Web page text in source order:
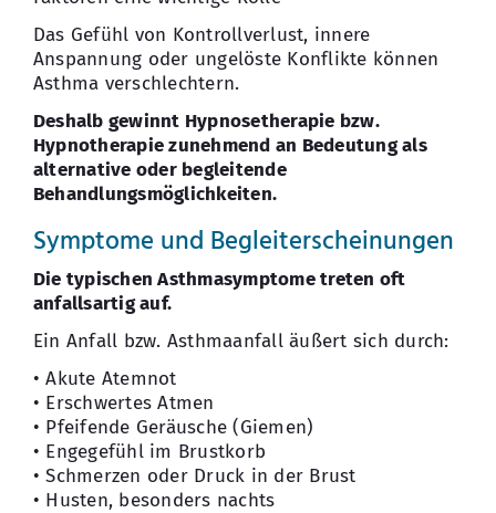
Das Gefühl von Kontrollverlust, innere
Anspannung oder ungelöste Konflikte können
Asthma verschlechtern.
Deshalb gewinnt Hypnosetherapie bzw.
Hypnotherapie zunehmend an Bedeutung als
alternative oder begleitende
Behandlungsmöglichkeiten.
Symptome und Begleiterscheinungen
Die typischen Asthmasymptome treten oft
anfallsartig auf.
Ein Anfall bzw. Asthmaanfall äußert sich durch:
• Akute Atemnot
• Erschwertes Atmen
• Pfeifende Geräusche (Giemen)
• Engegefühl im Brustkorb
• Schmerzen oder Druck in der Brust
• Husten, besonders nachts